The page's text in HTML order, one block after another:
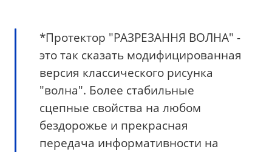
*Протектор "РАЗРЕЗАННЯ ВОЛНА" -
это так сказать модифицированная
версия классического рисунка
"волна". Более стабильные
сцепные свойства на любом
бездорожье и прекрасная
передача информативности на